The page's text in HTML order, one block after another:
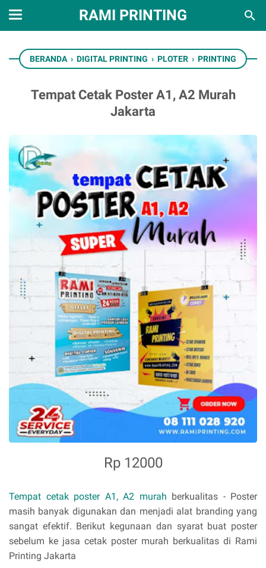
RAMI PRINTING
BERANDA › DIGITAL PRINTING › PLOTER › PRINTING
Tempat Cetak Poster A1, A2 Murah
Jakarta
Rp 12000
Tempat cetak poster A1, A2 murah berkualitas - Poster
masih banyak digunakan dan menjadi alat branding yang
sangat efektif. Berikut kegunaan dan syarat buat poster
sebelum ke jasa cetak poster murah berkualitas di Rami
Printing Jakarta